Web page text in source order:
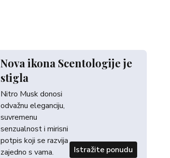
Nova ikona Scentologije je
stigla
Nitro Musk donosi
odvažnu eleganciju,
suvremenu
senzualnost i mirisni
potpis koji se razvija
zajedno s vama.
Istražite ponudu